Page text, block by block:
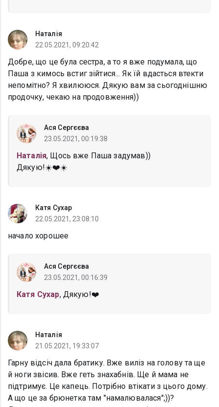
Наталія
22.05.2021, 09:20:42
Добре, що це була сестра, а то я вже подумала, що
Паша з кимось встиг зійтися... Як їй вдасться втекти
непомітно? Я хвилююся. Дякую вам за сьогоднішню
продочку, чекаю на продовження))
Ася Сергєєва
23.05.2021, 00:19:38
Наталія, Щось вже Паша задумав))
Дякую!☀️❤️☀️
Катя Сухар
22.05.2021, 23:08:10
начало хорошее
Ася Сергєєва
23.05.2021, 00:16:39
Катя Сухар, Дякую!❤️
Наталія
21.05.2021, 19:33:07
Гарну відсіч дала братику. Вже виліз на голову та ще
й ноги звісив. Вже геть знахабнів. Ще й мама не
підтримує. Це капець. Потрібно втікати з цього дому.
А що це за брюнетка там "намалювалася";))?